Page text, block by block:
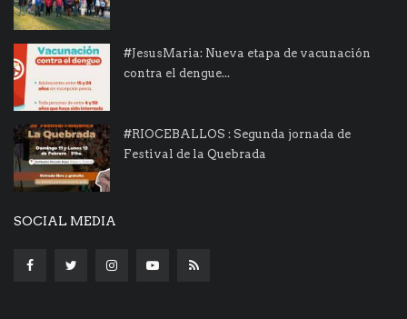
#JesusMaria: Nueva etapa de vacunación
contra el dengue...
#RIOCEBALLOS : Segunda jornada de
Festival de la Quebrada
SOCIAL MEDIA